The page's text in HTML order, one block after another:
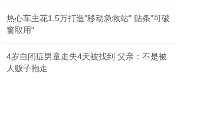
热心车主花1.5万打造"移动急救站" 贴条"可破
窗取用"
4岁自闭症男童走失4天被找到 父亲：不是被
人贩子抱走